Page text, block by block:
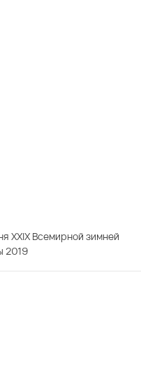
XXIX Всемирной зимней
2019